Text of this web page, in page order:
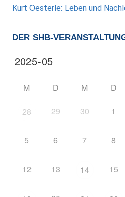
Kurt Oesterle: Leben und
DER SHB-
M D M D
28 29 30 1
5 6 7 8
12 13 14 15